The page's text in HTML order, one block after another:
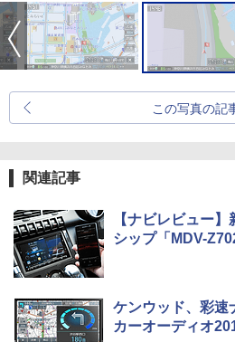
この写真の記
関連記事
【ナビレビュー
シップ「MDV-
ケンウッド、彩速
カーオーディオ